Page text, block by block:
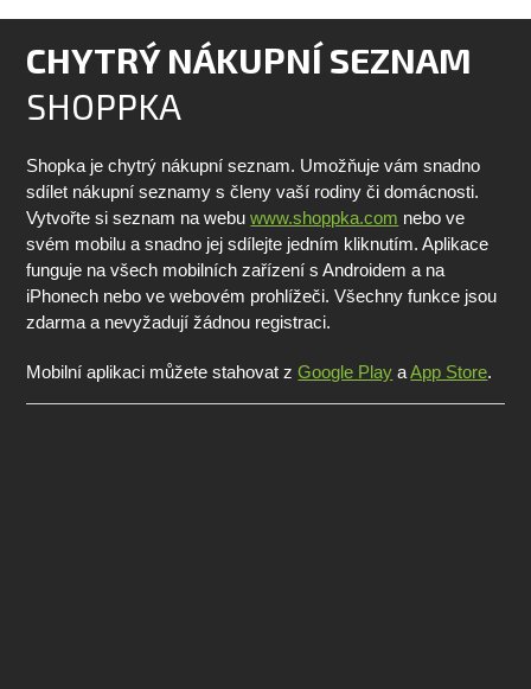
CHYTRÝ NÁKUPNÍ SEZNAM
SHOPPKA
Shopka je chytrý nákupní seznam. Umožňuje vám snadno
sdílet nákupní seznamy s členy vaší rodiny či domácnosti.
Vytvořte si seznam na webuwww.shoppka.com nebo ve
svém mobilu a snadno jej sdílejte jedním kliknutím. Aplikace
funguje na všech mobilních zařízení s Androidem a na
iPhonech nebo ve webovém prohlížeči. Všechny funkce jsou
zdarma a nevyžadují žádnou registraci.
Mobilní aplikaci můžete stahovat zGoogle Play aApp Store.